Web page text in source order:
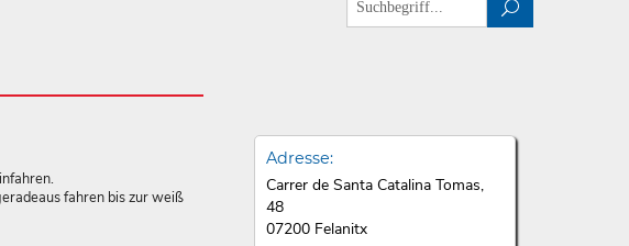
Adresse:
Carrer de Santa Catalina Tomas,
48
07200 Felanitx
fahren bis zur weiß